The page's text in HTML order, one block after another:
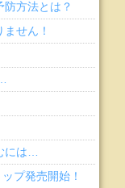
方法とは？
せん！
には…
プ発売開始！